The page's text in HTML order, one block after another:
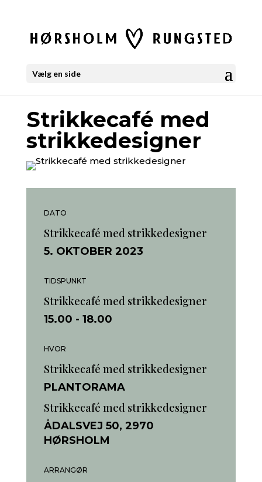
Vælg en side
Strikkecafé med
strikkedesigner
DATO
Strikkecafé med strikkedesigner
5. OKTOBER 2023
TIDSPUNKT
Strikkecafé med strikkedesigner
15.00 - 18.00
HVOR
Strikkecafé med strikkedesigner
PLANTORAMA
Strikkecafé med strikkedesigner
ÅDALSVEJ 50, 2970
HØRSHOLM
ARRANGØR